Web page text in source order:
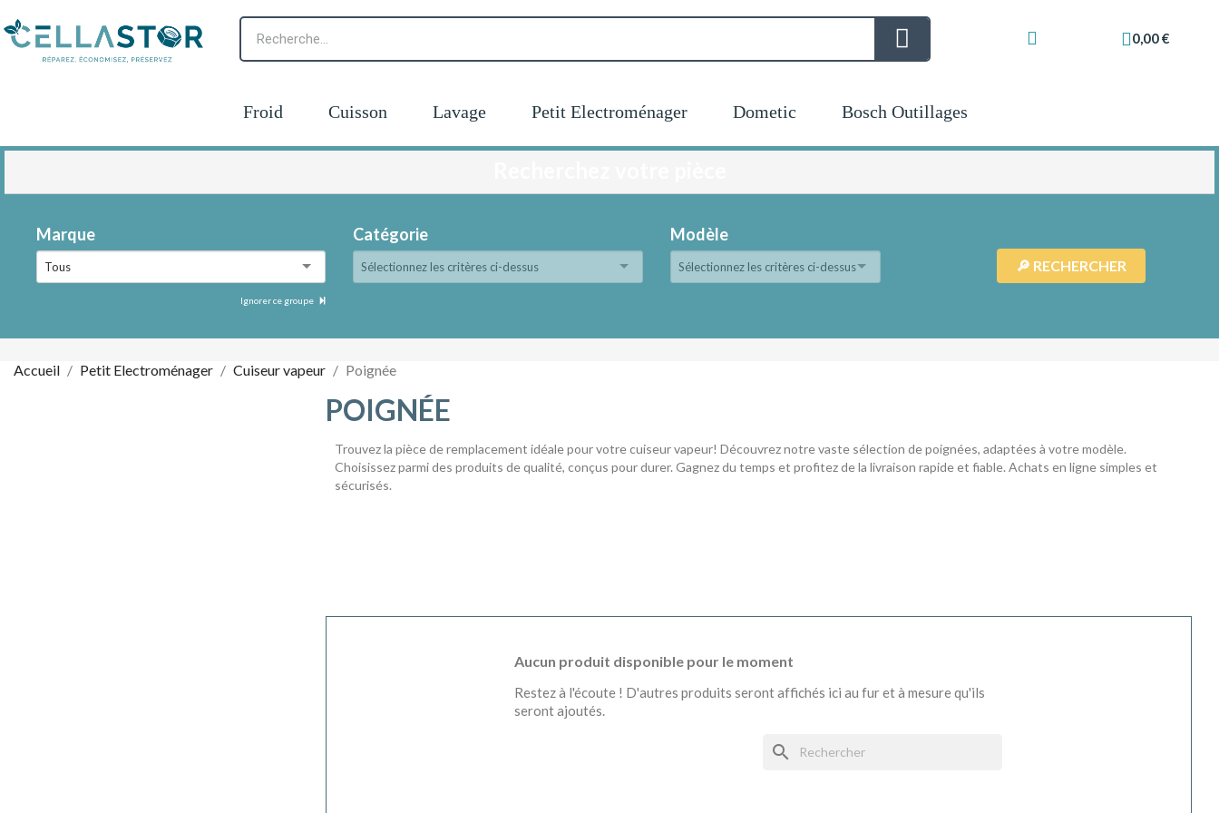
0,00 €
Froid Cuisson Lavage Petit Electroménager Dometic Bosch Outillages
Marque
Tous
Ignorer ce groupe
Catégorie
Sélectionnez les critères ci-dessus
Modèle
Sélectionnez les critères ci-dessus
Accueil Petit Electroménager Cuiseur vapeur Poignée
POIGNÉE
Trouvez la pièce de remplacement idéale pour votre cuiseur vapeur! Découvrez notre vaste sélection de poignées, adaptées à votre modèle.
Choisissez parmi des produits de qualité, conçus pour durer. Gagnez du temps et profitez de la livraison rapide et fiable. Achats en ligne simples et
sécurisés.
Aucun produit disponible pour le moment
Restez à l'écoute ! D'autres produits seront affichés ici au fur et à mesure qu'ils
seront ajoutés.
search